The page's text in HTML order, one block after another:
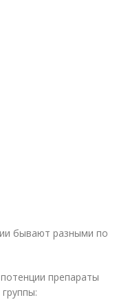
бывают разными по
препараты